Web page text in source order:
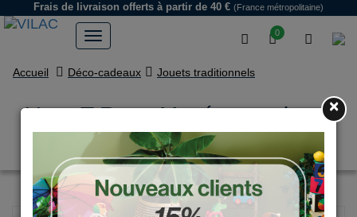
0
Frais de livraison offerts à partir de 40 € (France métropolitaine)
Accueil Déco-cadeaux Jouets traditionnels
Yoyo T-Rex - Muséum national
d'Histoire naturelle
×